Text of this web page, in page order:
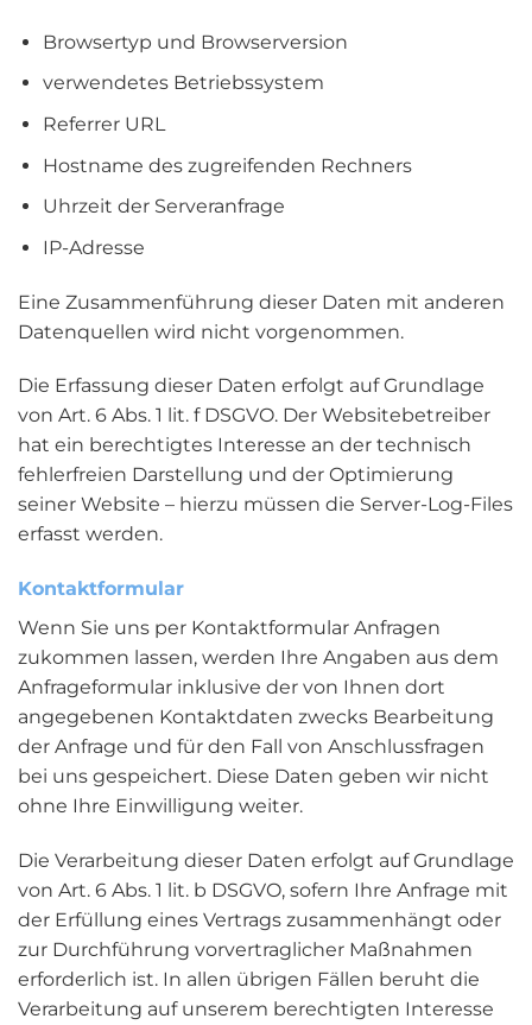
Browsertyp und Browserversion
verwendetes Betriebssystem
Referrer URL
Hostname des zugreifenden Rechners
Uhrzeit der Serveranfrage
IP-Adresse
Eine Zusammenführung dieser Daten mit anderen
Datenquellen wird nicht vorgenommen.
Die Erfassung dieser Daten erfolgt auf Grundlage
von Art. 6 Abs. 1 lit. f DSGVO. Der Websitebetreiber
hat ein berechtigtes Interesse an der technisch
fehlerfreien Darstellung und der Optimierung
seiner Website – hierzu müssen die Server-Log-Files
erfasst werden.
Kontaktformular
Wenn Sie uns per Kontaktformular Anfragen
zukommen lassen, werden Ihre Angaben aus dem
Anfrageformular inklusive der von Ihnen dort
angegebenen Kontaktdaten zwecks Bearbeitung
der Anfrage und für den Fall von Anschlussfragen
bei uns gespeichert. Diese Daten geben wir nicht
ohne Ihre Einwilligung weiter.
Die Verarbeitung dieser Daten erfolgt auf Grundlage
von Art. 6 Abs. 1 lit. b DSGVO, sofern Ihre Anfrage mit
der Erfüllung eines Vertrags zusammenhängt oder
zur Durchführung vorvertraglicher Maßnahmen
erforderlich ist. In allen übrigen Fällen beruht die
Verarbeitung auf unserem berechtigten Interesse